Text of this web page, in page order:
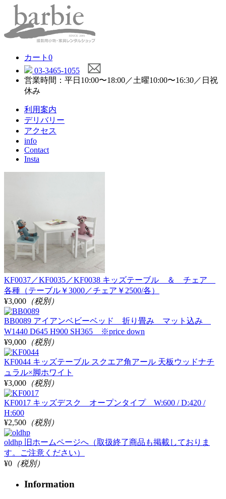
カート 0
03-3465-1055
営業時間：平日10:00〜18:00／土曜10:00〜16:30／日祝
休み
利用案内
デリバリー
アクセス
info
Contact
Insta
KF0037／KF0035／KF0038 キッズテーブル ＆ チェア
各種（テーブル￥3000／チェア￥2500/各）
¥3,000 （税別）
BB0089 アイアンベビーベッド 折り畳み マット込み
W1440 D645 H900 SH365 ※price down
¥9,000 （税別）
KF0044 キッズテーブル スクエア角アール 天板ウッドナチ
ュラル×脚ホワイト
¥3,000 （税別）
KF0017 キッズデスク オープンタイプ W:600 / D:420 /
H:600
¥2,500 （税別）
oldhp 旧ホームページへ（取扱終了商品も掲載しておりま
す。ご注意ください）
¥0 （税別）
Information